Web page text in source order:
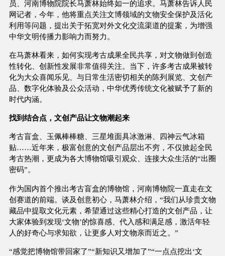
员、河南博物院院长马萧林始终如一的追求。马萧林告诉人民
网记者，今年，他将重点关注文博领域的文物安全保护及活化
利用等问题，提出关于拓宽对外文化交流渠道的提案，为增强
中华文明传播力影响力而努力。
在马萧林看来，如何实现考古成果全民共享，对文物做到创造
性转化、创新性发展非常值得关注。当下，许多考古成果被转
化为大众喜闻乐见、与日常生活密切相关的陈列展览、文创产
品、数字化体验及公众活动，中华优秀传统文化被赋予了新的
时代内涵。
找到结合点，文创产品让文物潮起来
考古盲盒、玉佩棒棒糖、三星堆面具冰激淋、四神云气冰箱
贴……近年来，极富创意的文创产品层出不穷，不仅掀起全民
考古热潮，更成为各大博物馆吸引观众、连接大众生活的“出圈
密码”。
作为国内首个推出考古盲盒的博物馆，河南博物院一直走在文
创赛道的前端。谈及创意初心，马萧林介绍，“我们从珍贵文物
藏品中提取文化元素，希望通过这些精心打造的文创产品，让
大家体验到发现‘文物’的惊喜感、代入感和满足感，激活年轻
人的好奇心与求知欲，让更多人对文物亲而近之。”
“感觉把博物馆带回家了”“新知识又增加了”“一点点挖出‘文